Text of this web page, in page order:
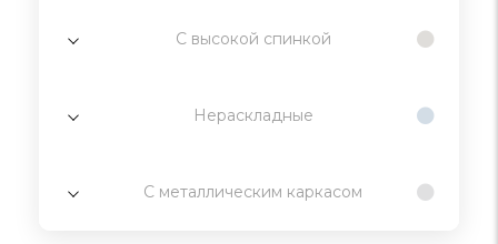
С высокой спинкой
Нераскладные
С металлическим каркасом